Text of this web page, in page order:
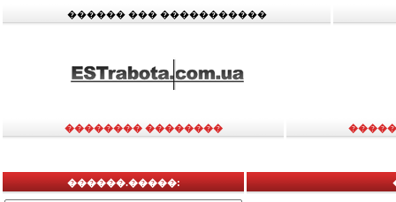
������ ��� �����������
�������� ��������
������.�����: